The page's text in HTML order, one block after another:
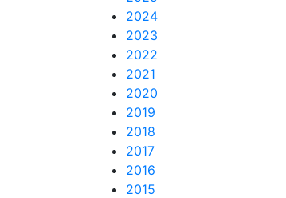
2024
2023
2022
2021
2020
2019
2018
2017
2016
2015